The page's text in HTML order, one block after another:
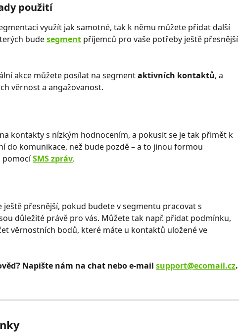
použití
využít jak samotné, tak k němu můžete přidat další
bude segment příjemců pro vaše potřeby ještě přesnější
akce můžete posílat na segment aktivních kontaktů, a
věrnost a angažovanost.
kontakty s nízkým hodnocením, a pokusit se je tak přimět k
do komunikace, než bude pozdě – a to jinou formou
pomocí SMS zpráv.
ještě přesnější, pokud budete v segmentu pracovat s
důležité právě pro vás. Můžete tak např. přidat podmínku,
věrnostních bodů, které máte u kontaktů uložené ve
Napište nám na chat nebo e-mail support@ecomail.cz.